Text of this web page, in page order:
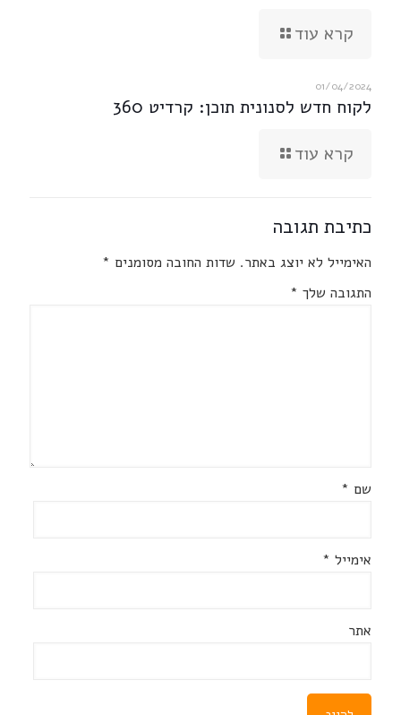
קרא עוד
01/04/2024
לקוח חדש לסנונית תוכן: קרדיט 360
קרא עוד
כתיבת תגובה
האימייל לא יוצג באתר. שדות החובה מסומנים *
התגובה שלך *
שם *
אימייל *
אתר